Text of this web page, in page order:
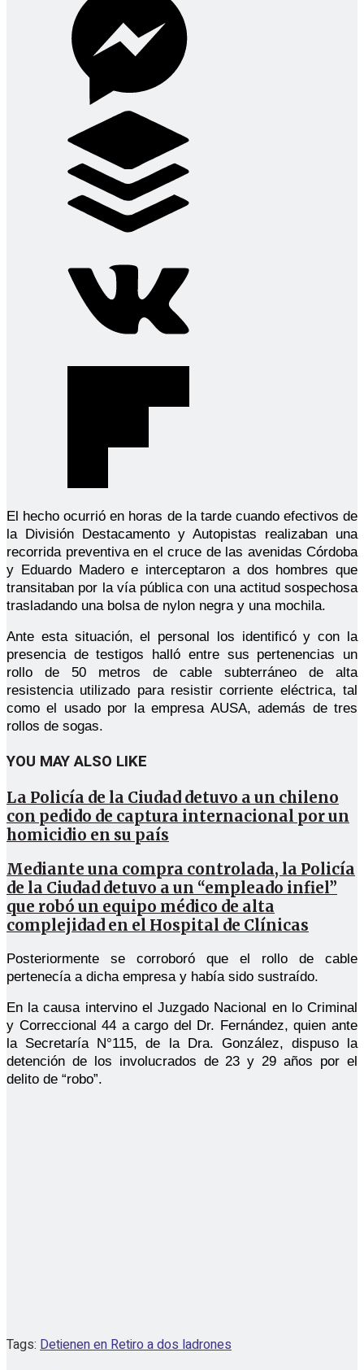
El hecho ocurrió en horas de la tarde cuando efectivos de
la División Destacamento y Autopistas realizaban una
recorrida preventiva en el cruce de las avenidas Córdoba
y Eduardo Madero e interceptaron a dos hombres que
transitaban por la vía pública con una actitud sospechosa
trasladando una bolsa de nylon negra y una mochila.
Ante esta situación, el personal los identificó y con la
presencia de testigos halló entre sus pertenencias un
rollo de 50 metros de cable subterráneo de alta
resistencia utilizado para resistir corriente eléctrica, tal
como el usado por la empresa AUSA, además de tres
rollos de sogas.
YOU MAY ALSO LIKE
La Policía de la Ciudad detuvo a un chileno
con pedido de captura internacional por un
homicidio en su país
Mediante una compra controlada, la Policía
de la Ciudad detuvo a un “empleado infiel”
que robó un equipo médico de alta
complejidad en el Hospital de Clínicas
Posteriormente se corroboró que el rollo de cable
pertenecía a dicha empresa y había sido sustraído.
En la causa intervino el Juzgado Nacional en lo Criminal
y Correccional 44 a cargo del Dr. Fernández, quien ante
la Secretaría N°115, de la Dra. González, dispuso la
detención de los involucrados de 23 y 29 años por el
delito de “robo”.
Tags: Detienen en Retiro a dos ladrones